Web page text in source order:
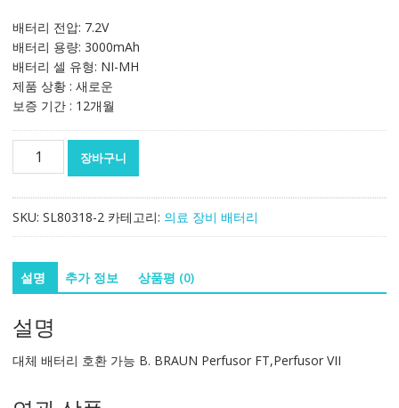
배터리 전압: 7.2V
배터리 용량: 3000mAh
배터리 셀 유형: NI-MH
제품 상황 : 새로운
보증 기간 : 12개월
리
환
가
B.
BRAUN
Perfusor
VII
장바구니
SKU: SL80318-2 카테고리: 의료 장비 배터리
설명 추가 정보 상품평 (0)
설명
대체 배터리 호환 가능 B. BRAUN Perfusor FT,Perfusor VII